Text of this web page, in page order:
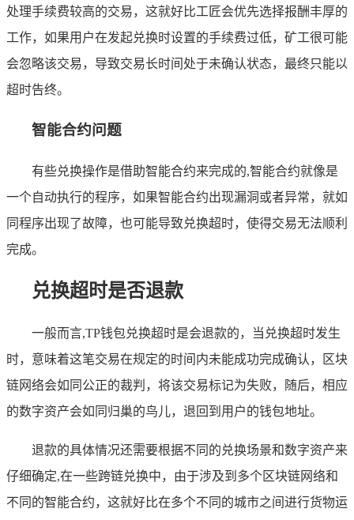
处理手续费较高的交易，这就好比工匠会优先选择报酬丰厚的
工作，如果用户在发起兑换时设置的手续费过低，矿工很可能
会忽略该交易，导致交易长时间处于未确认状态，最终只能以
超时告终。
智能合约问题
有些兑换操作是借助智能合约来完成的,智能合约就像是
一个自动执行的程序，如果智能合约出现漏洞或者异常，就如
同程序出现了故障，也可能导致兑换超时，使得交易无法顺利
完成。
兑换超时是否退款
一般而言,TP钱包兑换超时是会退款的，当兑换超时发生
时，意味着这笔交易在规定的时间内未能成功完成确认，区块
链网络会如同公正的裁判，将该交易标记为失败，随后，相应
的数字资产会如同归巢的鸟儿，退回到用户的钱包地址。
退款的具体情况还需要根据不同的兑换场景和数字资产来
仔细确定,在一些跨链兑换中，由于涉及到多个区块链网络和
不同的智能合约，这就好比在多个不同的城市之间进行货物运